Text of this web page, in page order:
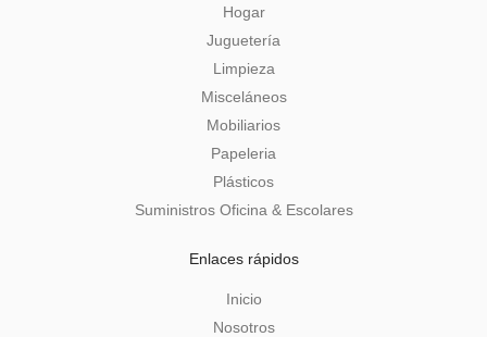
Hogar
Juguetería
Limpieza
Misceláneos
Mobiliarios
Papeleria
Plásticos
Suministros Oficina & Escolares
Enlaces rápidos
Inicio
Nosotros